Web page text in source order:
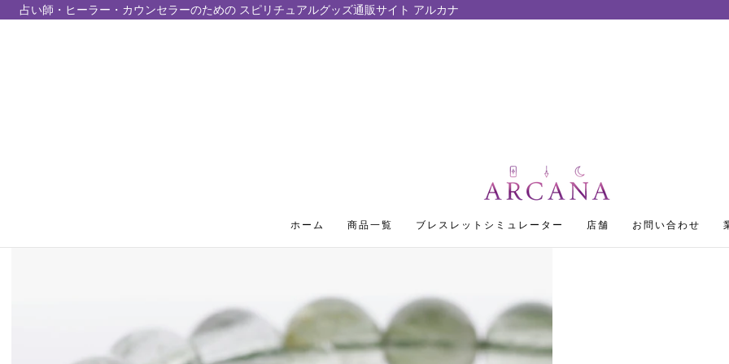
ツにスキップ
占い師・ヒーラー・カウンセラーのための スピリチュアルグッズ通販サイト アルカナ
ホーム 商品一覧 ブレスレットシミュレーター 店舗 お問い合わせ